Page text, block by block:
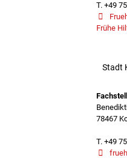
T. +49
Frühe
Stadt
78467
T. +49